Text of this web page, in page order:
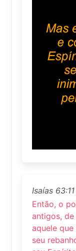
Isaías 63:11
Então, o
antigos, de
aquele
seu